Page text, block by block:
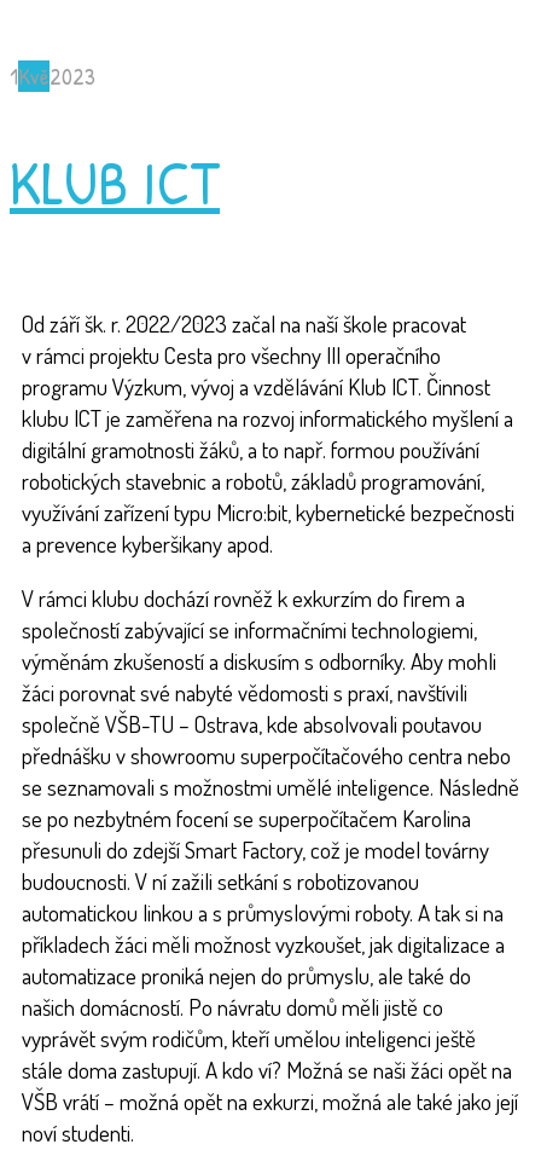
1Kvě2023
KLUB ICT
Od září šk. r. 2022/2023 začal na naší škole pracovat
v rámci projektu Cesta pro všechny III operačního
programu Výzkum, vývoj a vzdělávání Klub ICT. Činnost
klubu ICT je zaměřena na rozvoj informatického myšlení a
digitální gramotnosti žáků, a to např. formou používání
robotických stavebnic a robotů, základů programování,
využívání zařízení typu Micro:bit, kybernetické bezpečnosti
a prevence kyberšikany apod.
V rámci klubu dochází rovněž k exkurzím do firem a
společností zabývající se informačními technologiemi,
výměnám zkušeností a diskusím s odborníky. Aby mohli
žáci porovnat své nabyté vědomosti s praxí, navštívili
společně VŠB-TU – Ostrava, kde absolvovali poutavou
přednášku v showroomu superpočítačového centra nebo
se seznamovali s možnostmi umělé inteligence. Následně
se po nezbytném focení se superpočítačem Karolina
přesunuli do zdejší Smart Factory, což je model továrny
budoucnosti. V ní zažili setkání s robotizovanou
automatickou linkou a s průmyslovými roboty. A tak si na
příkladech žáci měli možnost vyzkoušet, jak digitalizace a
automatizace proniká nejen do průmyslu, ale také do
našich domácností. Po návratu domů měli jistě co
vyprávět svým rodičům, kteří umělou inteligenci ještě
stále doma zastupují. A kdo ví? Možná se naši žáci opět na
VŠB vrátí – možná opět na exkurzi, možná ale také jako její
noví studenti.